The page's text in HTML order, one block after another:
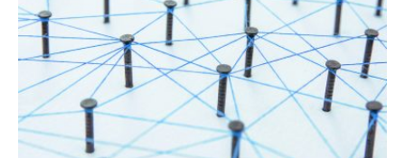
Fachkräfteinitiative
Gastbeiträge
Genehmigungsverfahren
Gigabit-Grundbuch
Glasfaser